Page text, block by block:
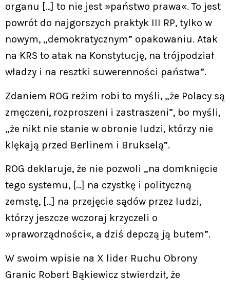
organu […] to nie jest »państwo prawa«. To jest
powrót do najgorszych praktyk III RP, tylko w
nowym, „demokratycznym” opakowaniu. Atak
na KRS to atak na Konstytucję, na trójpodział
władzy i na resztki suwerenności państwa”.
Zdaniem ROG reżim robi to myśli, „że Polacy są
zmęczeni, rozproszeni i zastraszeni”, bo myśli,
„że nikt nie stanie w obronie ludzi, którzy nie
klękają przed Berlinem i Brukselą”.
ROG deklaruje, że nie pozwoli „na domknięcie
tego systemu, […] na czystkę i polityczną
zemstę, […] na przejęcie sądów przez ludzi,
którzy jeszcze wczoraj krzyczeli o
»praworządności«, a dziś depczą ją butem”.
W swoim wpisie na X lider Ruchu Obrony
Granic Robert Bąkiewicz stwierdził, że